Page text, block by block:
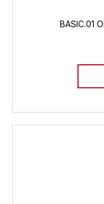
BASIC.01